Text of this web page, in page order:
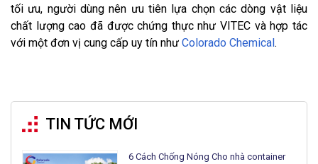
tối ưu, người dùng nên ưu tiên lựa chọn các dòng vật liệu
chất lượng cao đã được chứng thực như VITEC và hợp tác
với một đơn vị cung cấp uy tín như Colorado Chemical .
TIN TỨC MỚI
6 Cách Chống Nóng Cho nhà container